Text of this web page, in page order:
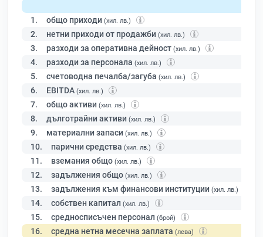
1. общо приходи (хил. лв.)
2. нетни приходи от продажби (хил. лв.)
3. разходи за оперативна дейност (хил. лв.)
4. разходи за персонала (хил. лв.)
5. счетоводна печалба/загуба (хил. лв.)
6. EBITDA (хил. лв.)
7. общо активи (хил. лв.)
8. дълготрайни активи (хил. лв.)
9. материални запаси (хил. лв.)
10. парични средства (хил. лв.)
11. вземания общо (хил. лв.)
12. задължения общо (хил. лв.)
13. задължения към финансови институции (хил. лв.)
14. собствен капитал (хил. лв.)
15. средносписъчен персонал (брой)
16. средна нетна месечна заплата (лева)